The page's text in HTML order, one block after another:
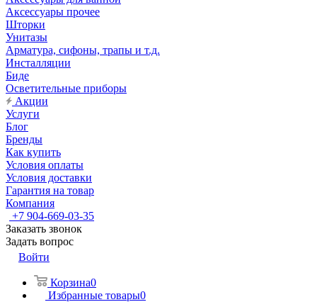
Аксессуары прочее
Шторки
Унитазы
Арматура, сифоны, трапы и т.д.
Инсталляции
Биде
Осветительные приборы
Акции
Услуги
Блог
Бренды
Как купить
Условия оплаты
Условия доставки
Гарантия на товар
Компания
+7 904-669-03-35
Заказать звонок
Задать вопрос
Войти
Корзина0
Избранные товары0